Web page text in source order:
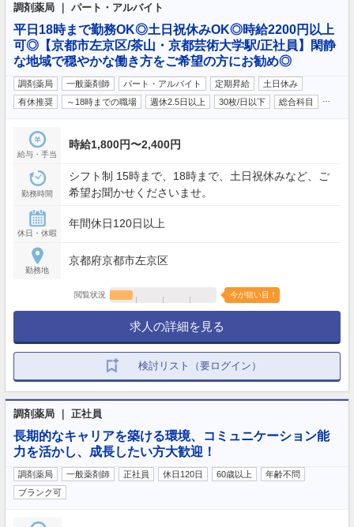
調剤薬局 ｜ パート・アルバイト
平日18時まで勤務OK◎土日祝休みOK◎時給2200円以上
可◎【京都市左京区/茶山・京都芸術大学駅/正社員】閑静
な地域で穏やかな働き方をご希望の方にお勧め◎
調剤薬局 一般薬剤師 パート・アルバイト 定期昇給
土日休み
有休推奨
～18時までの職場 週休2.5日以上 30枚/日以下 総合科目
給与・手当
時給1,800円〜2,400円
勤務時間
シフト制 15時まで、18時まで、土日祝休みなど、ご
希望お聞かせくださいませ。
休日・休暇
年間休日120日以上
勤務地
京都府京都市左京区
閲覧状況 今が狙い目！
求人の詳細を見る
検討リスト（要ログイン）
調剤薬局 ｜ 正社員
長期的なキャリアを築ける環境、コミュニケーション能
力を活かし、成長したい方大歓迎！
調剤薬局 一般薬剤師 正社員 休日120日 60歳以上
年齢不問
ブランク可